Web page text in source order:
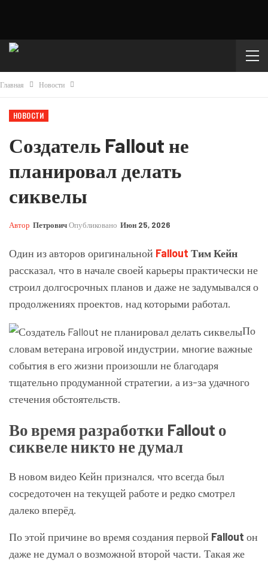
Главная Новости
НОВОСТИ
Создатель Fallout не
планировал делать
сиквелы
Автор ПетровичОпубликовано Июн 25, 2026
Один из авторов оригинальной Fallout Тим Кейн
рассказал, что в начале своей карьеры практически не
строил долгосрочных планов и даже не задумывался о
продолжениях проектов, над которыми работал.
По
словам ветерана игровой индустрии, многие важные
события в его жизни произошли не благодаря
тщательно продуманной стратегии, а из-за удачного
стечения обстоятельств.
Во время разработки Fallout о
сиквеле никто не думал
В новом видео Кейн признался, что всегда был
сосредоточен на текущей работе и редко смотрел
далеко вперёд.
По этой причине во время создания первой Fallout он
даже не думал о возможной второй части. Такая же